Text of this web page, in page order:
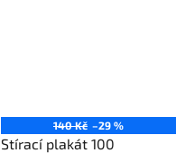
140 Kč –29 %
Stírací plakát 100